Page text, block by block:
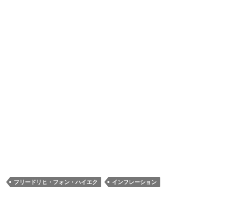
フリードリヒ・フォン・ハイエク インフレーション